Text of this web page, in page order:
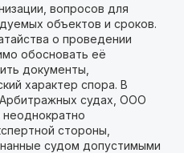
вопросов для
объектов и сроков.
о проведении
обосновать её
документы,
характер спора. В
судах, ООО
стороны,
судом допустимыми